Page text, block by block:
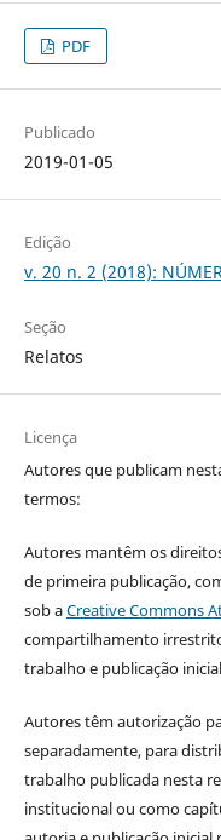
PDF
Publicado
2019-01-05
Edição
v. 20 n. 2 (2018):
Seção
Relatos
Licença
Autores que publicam
termos:
Autores mantêm os
de primeira publicação,
sob aCreative Commons
compartilhamento
trabalho e publicação
Autores têm autorização
separadamente, para
trabalho publicada nesta
institucional ou como